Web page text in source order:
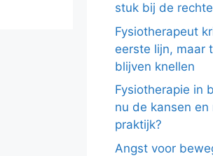
stuk bij de
Fysiotherapeut
eerste lijn, maar
blijven knellen
Fysiotherapie in
nu de kansen en
praktijk?
Angst voor